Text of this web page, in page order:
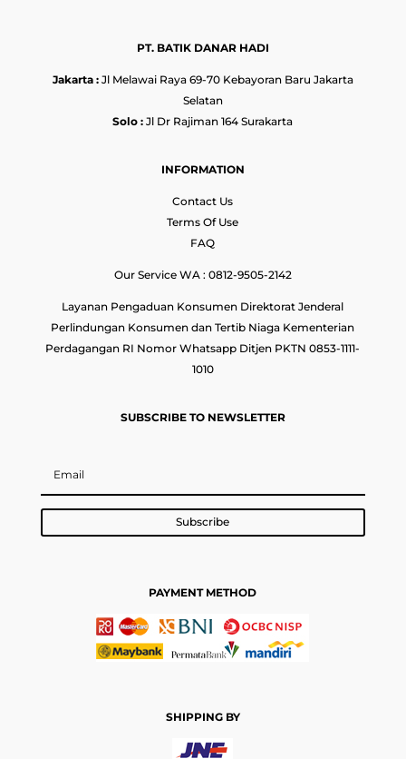
PT. BATIK DANAR HADI
Jakarta :Jl Melawai Raya 69-70 Kebayoran Baru Jakarta
Selatan
Solo : Jl Dr Rajiman 164 Surakarta
INFORMATION
Contact Us
Terms Of Use
FAQ
Our Service WA : 0812-9505-2142
Layanan Pengaduan Konsumen Direktorat Jenderal
Perlindungan Konsumen dan Tertib Niaga Kementerian
Perdagangan RI Nomor Whatsapp Ditjen PKTN 0853-1111-
1010
SUBSCRIBE TO NEWSLETTER
Subscribe
PAYMENT METHOD
SHIPPING BY